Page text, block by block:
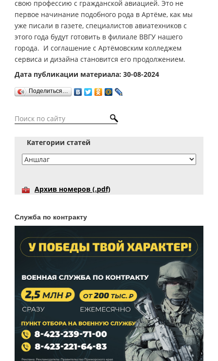
свою профессию с гражданской авиацией. Это не
первое начинание подобного рода в Артёме, как мы
уже писали в газете, специалистов авиатехников с
этого года будут готовить в филиале ВВГУ нашего
города. И соглашение с Артёмовским колледжем
сервиса и дизайна становится его продолжением.
Дата публикации материала: 30-08-2024
Поделиться…
Категории статей
Архив номеров (.pdf)
Служба по контракту